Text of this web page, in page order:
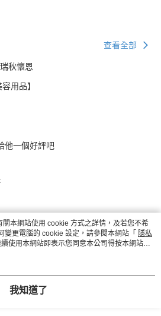
查看全部
秋懷恩
用品】
他一個好評吧
本網站使用 cookie 方式之詳情，及若您不希
變更電腦的 cookie 設定，請參閱本網站「 隱私
使用本網站即表示您同意本公司得按本網站使
。
我知道了